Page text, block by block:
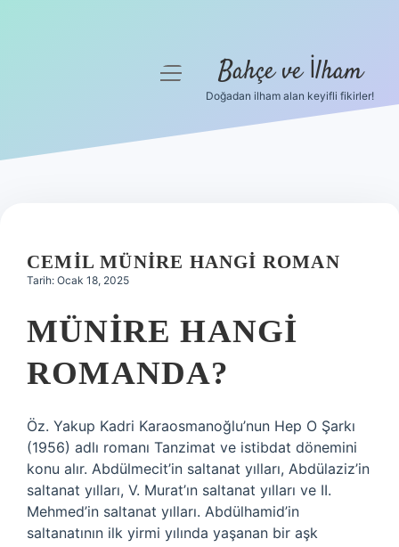
Hakkımızda
menüyü
Bahçe ve İlham
Doğadan ilham alan keyifli fikirler!
CEMIL MÜNIRE HANGI ROMAN
Tarih: Ocak 18, 2025
MÜNIRE HANGI
ROMANDA?
Öz. Yakup Kadri Karaosmanoğlu’nun Hep O Şarkı
(1956) adlı romanı Tanzimat ve istibdat dönemini
konu alır. Abdülmecit’in saltanat yılları, Abdülaziz’in
saltanat yılları, V. Murat’ın saltanat yılları ve II.
Mehmed’in saltanat yılları. Abdülhamid’in
saltanatının ilk yirmi yılında yaşanan bir aşk